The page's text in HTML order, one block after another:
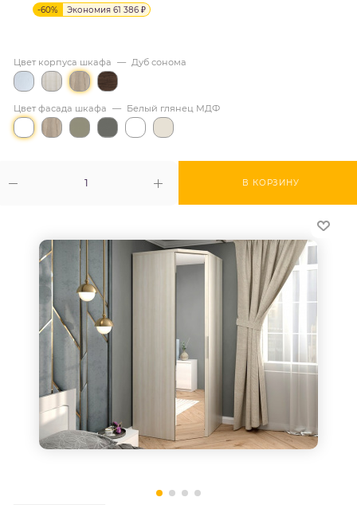
-60% Экономия 61 386 ₽
В КОРЗИНУ
Цвет корпуса шкафа — Дуб сонома
Цвет фасада шкафа — Белый глянец МДФ